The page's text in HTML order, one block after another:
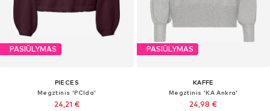
PASIŪLYMAS
PIECES
Megztinis 'PCIda'
24,21 €
PASIŪLYMAS
KAFFE
Megztinis 'KA Ankra'
24,98 €